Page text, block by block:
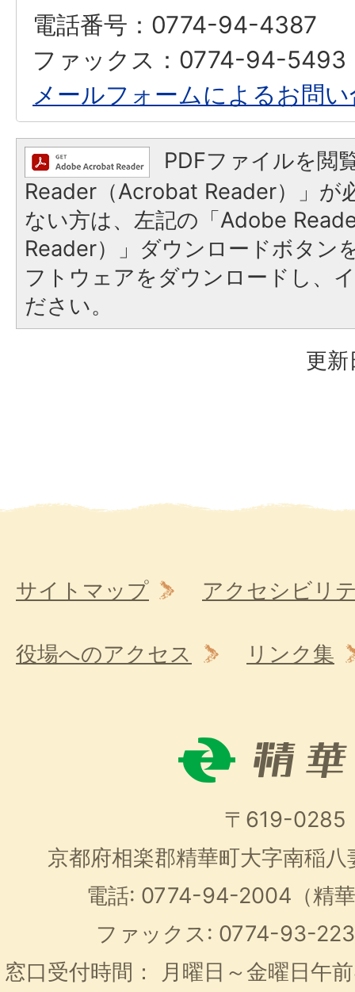
電話番号：0774-94-4387
ファックス：0774-94-5493
メールフォームによるお問
PDFファイルを閲
Reader（Acrobat Reader）」が
ない方は、左記の「Adobe
Reader）」ダウンロードボタン
フトウェアをダウンロードし、
ださい。
更
サイトマップ アクセシビリ
役場へのアクセス リンク集
〒619-0285
京都府相楽郡精華町大字南稲
電話: 0774-94-2004（精
ファックス: 0774-93-
窓口受付時間：
月曜日～金曜日午